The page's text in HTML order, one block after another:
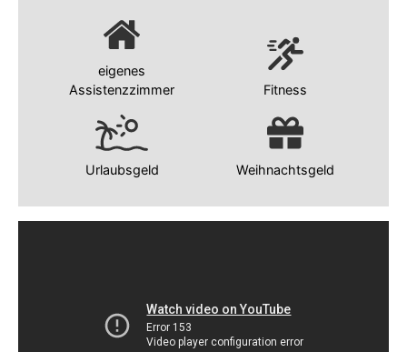
eigenes
Assistenzzimmer
Fitness
Urlaubsgeld Weihnachtsgeld